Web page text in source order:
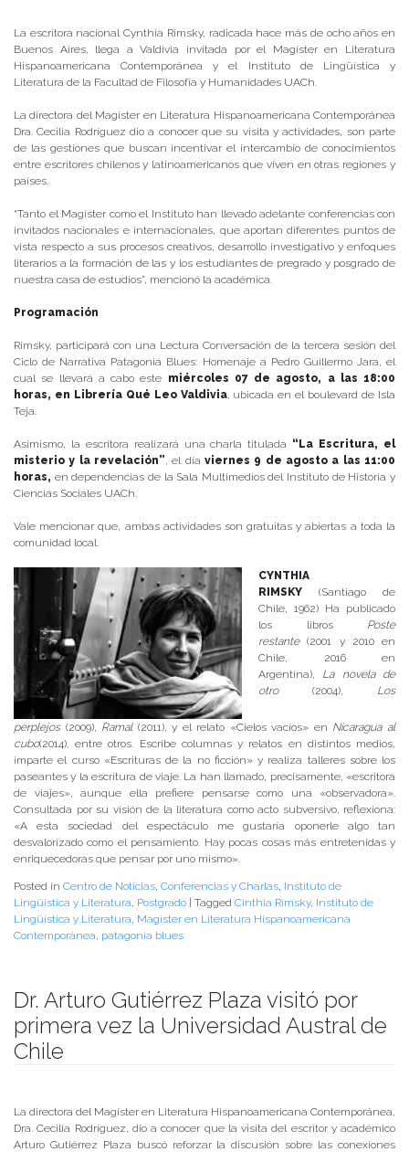
La escritora nacional Cynthia Rimsky, radicada hace más de ocho años en
Buenos Aires, llega a Valdivia invitada por el Magíster en Literatura
Hispanoamericana Contemporánea y el Instituto de Lingüística y
Literatura de la Facultad de Filosofía y Humanidades UACh.
La directora del Magíster en Literatura Hispanoamericana Contemporánea
Dra. Cecilia Rodríguez dio a conocer que su visita y actividades, son parte
de las gestiones que buscan incentivar el intercambio de conocimientos
entre escritores chilenos y latinoamericanos que viven en otras regiones y
países.
“Tanto el Magíster como el Instituto han llevado adelante conferencias con
invitados nacionales e internacionales, que aportan diferentes puntos de
vista respecto a sus procesos creativos, desarrollo investigativo y enfoques
literarios a la formación de las y los estudiantes de pregrado y posgrado de
nuestra casa de estudios”, mencionó la académica.
Programación
Rimsky, participará con una Lectura Conversación de la tercera sesión del
Ciclo de Narrativa Patagonia Blues: Homenaje a Pedro Guillermo Jara, el
cual se llevará a cabo este miércoles 07 de agosto, a las 18:00
horas, en Librería Qué Leo Valdivia, ubicada en el boulevard de Isla
Teja.
Asimismo, la escritora realizará una charla titulada “La Escritura, el
misterio y la revelación”, el día viernes 9 de agosto a las 11:00
horas, en dependencias de la Sala Multimedios del Instituto de Historia y
Ciencias Sociales UACh.
Vale mencionar que, ambas actividades son gratuitas y abiertas a toda la
comunidad local.
CYNTHIA
RIMSKY
(Santiago de
Chile, 1962) Ha publicado
los libros Poste
restante(2001 y 2010 en
Chile, 2016 en
Argentina), La novela de
otro(2004), Los
perplejos(2009), Ramal (2011), y el relato «Cielos vacíos» en Nicaragua al
cubo(2014), entre otros. Escribe columnas y relatos en distintos medios,
imparte el curso «Escrituras de la no ficción» y realiza talleres sobre los
paseantes y la escritura de viaje. La han llamado, precisamente, «escritora
de viajes», aunque ella prefiere pensarse como una «observadora».
Consultada por su visión de la literatura como acto subversivo, reflexiona:
«A esta sociedad del espectáculo me gustaría oponerle algo tan
desvalorizado como el pensamiento. Hay pocas cosas más entretenidas y
enriquecedoras que pensar por uno mismo».
Posted in Centro de Noticias, Conferencias y Charlas, Instituto de
Lingüística y Literatura, Postgrado Tagged Cinthia Rimsky, Instituto de
Lingüística y Literatura, Magíster en Literatura Hispanoamericana
Contemporánea, patagonia blues
Dr. Arturo Gutiérrez Plaza visitó por
primera vez la Universidad Austral de
Chile
La directora del Magíster en Literatura Hispanoamericana Contemporánea,
Dra. Cecilia Rodríguez, dio a conocer que la visita del escritor y académico
Arturo Gutiérrez Plaza buscó reforzar la discusión sobre las conexiones